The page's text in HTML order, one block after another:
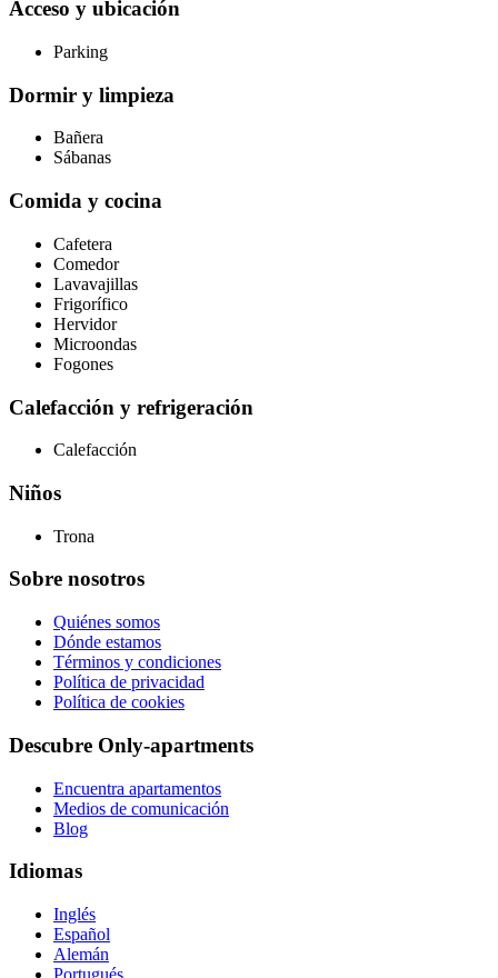
Acceso y ubicación
Parking
Dormir y limpieza
Bañera
Sábanas
Comida y cocina
Cafetera
Comedor
Lavavajillas
Frigorífico
Hervidor
Microondas
Fogones
Calefacción y refrigeración
Calefacción
Niños
Trona
Sobre nosotros
Quiénes somos
Dónde estamos
Términos y condiciones
Política de privacidad
Política de cookies
Descubre Only-apartments
Encuentra apartamentos
Medios de comunicación
Blog
Idiomas
Inglés
Español
Alemán
Portugués